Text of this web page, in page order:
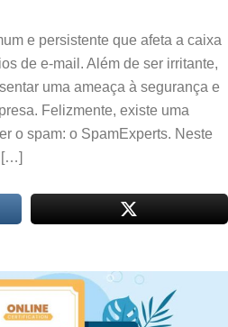
e persistente que afeta a caixa
de e-mail. Além de ser irritante,
uma ameaça à segurança e
Felizmente, existe uma
o spam: o SpamExperts. Neste
[…]